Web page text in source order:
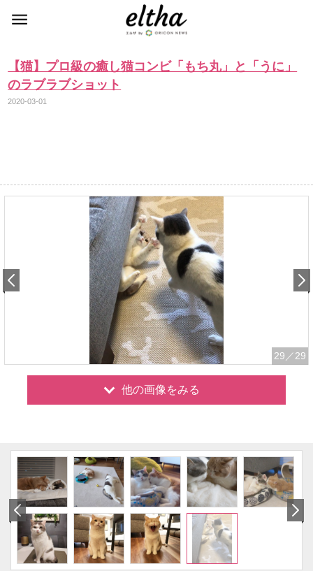
【猫】プロ級の癒し猫コンビ「もち丸」と「うに」
のラブラブショット
2020-03-01
29 ／29
他の画像をみる